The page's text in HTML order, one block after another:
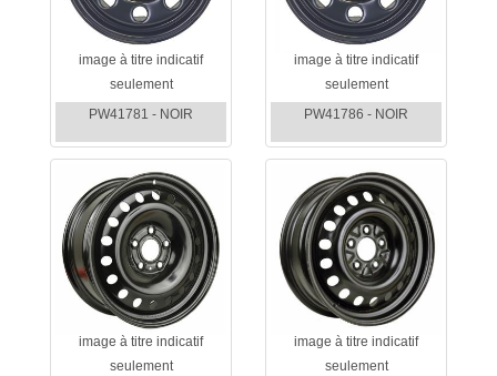
image à titre indicatif
seulement
PW41781 - NOIR
image à titre indicatif
seulement
PW41786 - NOIR
image à titre indicatif
seulement
image à titre indicatif
seulement